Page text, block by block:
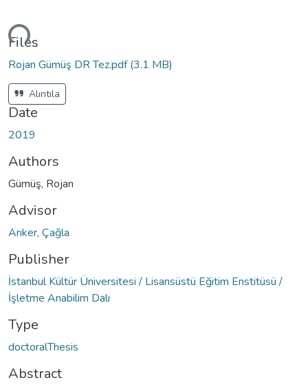
Files
Rojan Gümüş DR Tez.pdf(3.1 MB)
Alıntıla
Date
2019
Authors
Gümüş, Rojan
Advisor
Arıker, Çağla
Publisher
İstanbul Kültür Üniversitesi / Lisansüstü Eğitim Enstitüsü /
İşletme Anabilim Dalı
Type
doctoralThesis
Abstract